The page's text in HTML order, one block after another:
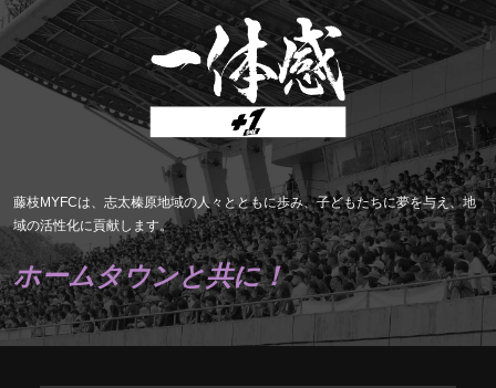
藤枝MYFCは、志太榛原地域の人々とともに歩み、子どもたちに夢を与え、地
域の活性化に貢献します。
ホームタウンと共に！